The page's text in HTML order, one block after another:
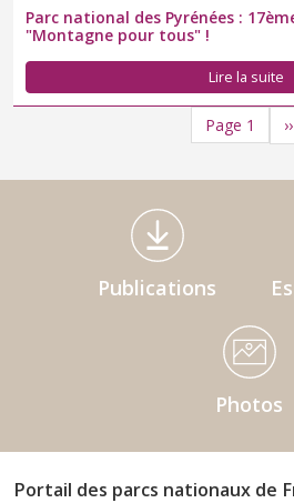
Parc national des Pyrénées :
"Montagne pour tous" !
Lire la suite
Page 1 ››
Médiathèque Footer
Publications
Photos
Portail des parcs nationaux de